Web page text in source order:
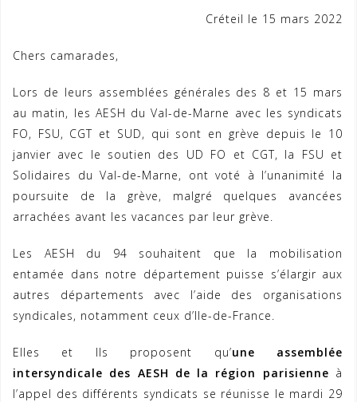
Créteil le 15 mars 2022
Chers camarades,
Lors de leurs assemblées générales des 8 et 15 mars
au matin, les AESH du Val-de-Marne avec les syndicats
FO, FSU, CGT et SUD, qui sont en grève depuis le 10
janvier avec le soutien des UD FO et CGT, la FSU et
Solidaires du Val-de-Marne, ont voté à l’unanimité la
poursuite de la grève, malgré quelques avancées
arrachées avant les vacances par leur grève.
Les AESH du 94 souhaitent que la mobilisation
entamée dans notre département puisse s’élargir aux
autres départements avec l’aide des organisations
syndicales, notamment ceux d’Ile-de-France.
Elles et Ils proposent qu’une assemblée
intersyndicale des AESH de la région parisienne à
l’appel des différents syndicats se réunisse le mardi 29